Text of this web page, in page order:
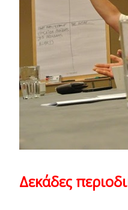
Δεκάδες